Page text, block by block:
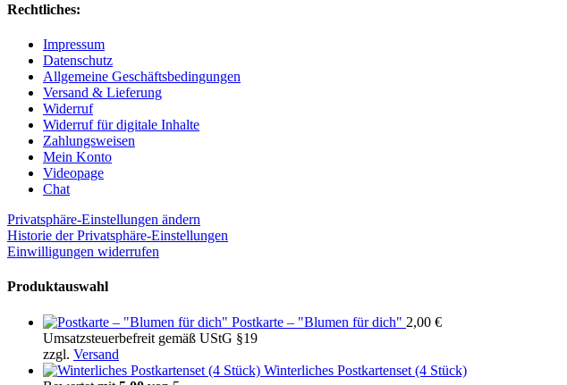
Rechtliches:
Impressum
Datenschutz
Allgemeine Geschäftsbedingungen
Versand & Lieferung
Widerruf
Widerruf für digitale Inhalte
Zahlungsweisen
Mein Konto
Videopage
Chat
Privatsphäre-Einstellungen ändern
Historie der Privatsphäre-Einstellungen
Einwilligungen widerrufen
Produktauswahl
Postkarte – "Blumen für dich" 2,00 €
Umsatzsteuerbefreit gemäß UStG §19
zzgl. Versand
Winterliches Postkartenset (4 Stück)